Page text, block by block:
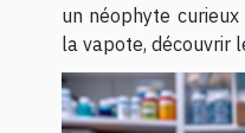
un néophyte
la vapote, découvrir